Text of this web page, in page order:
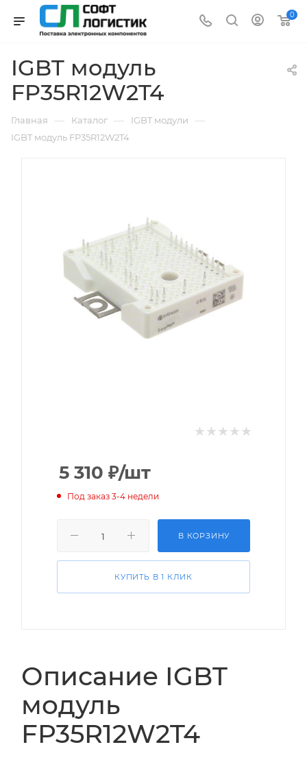
0
IGBT модуль
FP35R12W2T4
Главная — Каталог — IGBT модули —
IGBT модуль FP35R12W2T4
5 310 ₽/шт
Под заказ 3-4 недели
В КОРЗИНУ
КУПИТЬ В 1 КЛИК
Описание IGBT
модуль
FP35R12W2T4